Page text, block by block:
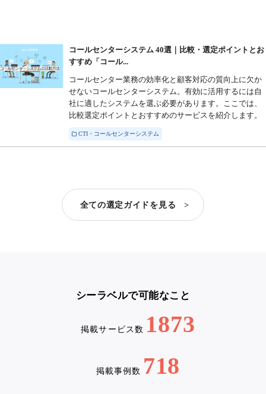
コールセンターシステム 40選｜比較・選定ポイントとお
すすめ「コール...
コールセンター業務の効率化と顧客対応の質向上に欠か
せないコールセンターシステム。有効に活用するには自
社に適したシステムを選ぶ必要があります。ここでは、
比較選定ポイントとおすすめのサービスを紹介します。
CTI・コールセンターシステム
全ての選定ガイドを見る >
シーラベルで可能なこと
掲載サービス数 1873
掲載事例数 718